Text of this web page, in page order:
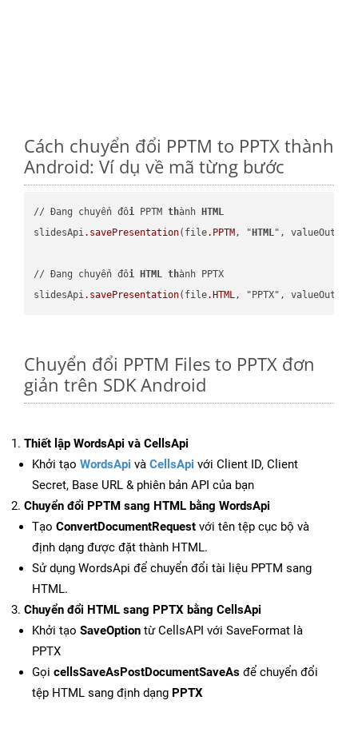
Cách chuyển đổi PPTM to PPTX thành
Android: Ví dụ về mã từng bước
// Đang chuyển đổi PPTM thành
HTML
slidesApi.savePresentation(file.PPTM , " HTML",
// Đang chuyển đổi HTML thành PPTX
slidesApi.savePresentation(file.HTML
Chuyển đổi PPTM Files to PPTX đơn
giản trên SDK Android
Thiết lập WordsApi và CellsApi
Khởi tạo WordsApi và CellsApi với Client ID, Client
Secret, Base URL & phiên bản API của bạn
Chuyển đổi PPTM sang HTML bằng WordsApi
Tạo ConvertDocumentRequest với tên tệp cục bộ và
định dạng được đặt thành HTML.
Sử dụng WordsApi để chuyển đổi tài liệu PPTM sang
HTML.
Chuyển đổi HTML sang PPTX bằng CellsApi
Khởi tạo SaveOption từ CellsAPI với SaveFormat là
PPTX
Gọi cellsSaveAsPostDocumentSaveAs để chuyển đổi
tệp HTML sang định dạng PPTX